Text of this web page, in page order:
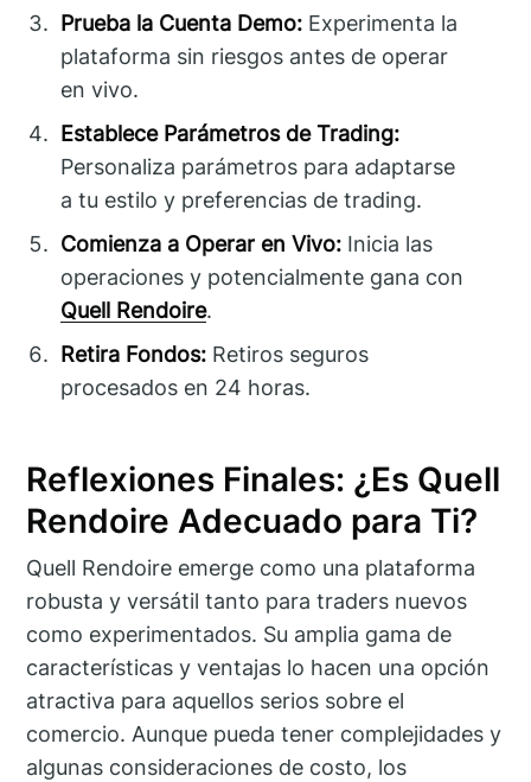
Prueba la Cuenta Demo: Experimenta la
plataforma sin riesgos antes de operar
en vivo.
Establece Parámetros de Trading:
Personaliza parámetros para adaptarse
a tu estilo y preferencias de trading.
Comienza a Operar en Vivo: Inicia las
operaciones y potencialmente gana con
Quell Rendoire.
Retira Fondos: Retiros seguros
procesados en 24 horas.
Reflexiones Finales: ¿Es Quell
Rendoire Adecuado para Ti?
Quell Rendoire emerge como una plataforma
robusta y versátil tanto para traders nuevos
como experimentados. Su amplia gama de
características y ventajas lo hacen una opción
atractiva para aquellos serios sobre el
comercio. Aunque pueda tener complejidades y
algunas consideraciones de costo, los